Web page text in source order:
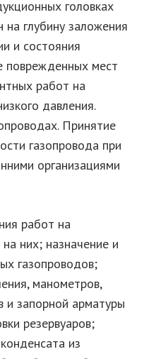
головках
на глубину заложения
и состояния
поврежденных мест
работ на
давления.
Принятие
газопровода при
организациями
работ на
них; назначение и
газопроводов;
манометров,
и запорной арматуры
резервуаров;
из